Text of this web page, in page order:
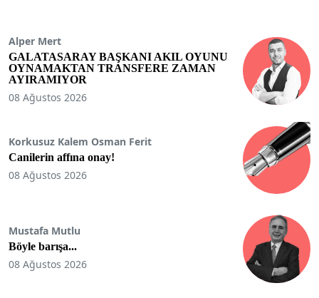
Alper Mert
GALATASARAY BAŞKANI AKIL OYUNU
OYNAMAKTAN TRANSFERE ZAMAN
AYIRAMIYOR
08 Ağustos 2026
Korkusuz Kalem Osman Ferit
Canilerin affına onay!
08 Ağustos 2026
Mustafa Mutlu
Böyle barışa...
08 Ağustos 2026